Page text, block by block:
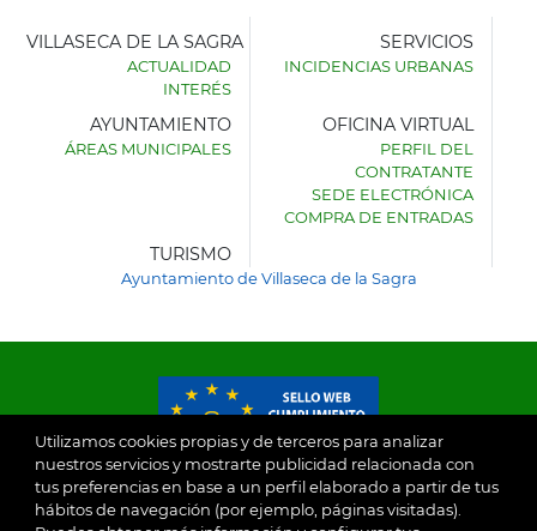
Utilizamos cookies propias y de terceros para analizar
nuestros servicios y mostrarte publicidad relacionada con
tus preferencias en base a un perfil elaborado a partir de tus
hábitos de navegación (por ejemplo, páginas visitadas).
AYUNTAMIENTO
VILLASECA DE LA SAGRA
ACTUALIDAD
INTERÉS
SERVICIOS
INCIDENCIAS URBANAS
AYUNTAMIENTO
ÁREAS MUNICIPALES
OFICINA VIRTUAL
PERFIL DEL
CONTRATANTE
SEDE ELECTRÓNICA
COMPRA DE ENTRADAS
TURISMO
Ayuntamiento de Villaseca de la Sagra
© 2026